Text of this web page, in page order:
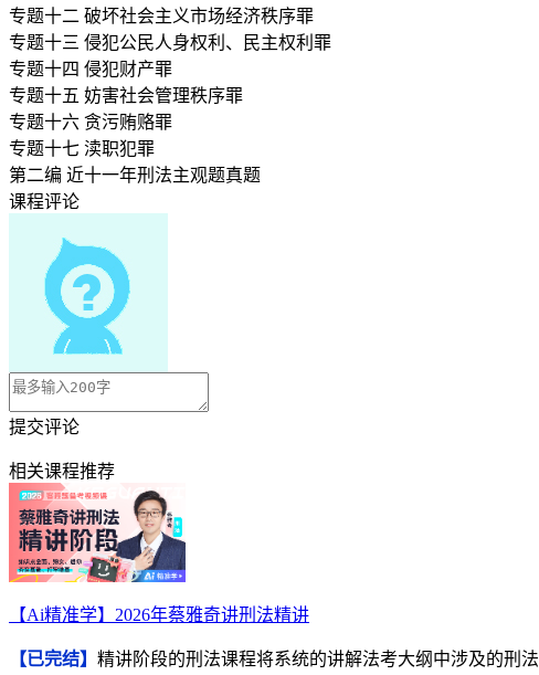
专题十二 破坏社会主义市场经济秩序罪
专题十三 侵犯公民人身权利、民主权利罪
专题十四 侵犯财产罪
专题十五 妨害社会管理秩序罪
专题十六 贪污贿赂罪
专题十七 渎职犯罪
第二编 近十一年刑法主观题真题
课程评论
提交评论
相关课程推荐
【Ai精准学】2026年蔡雅奇讲刑法精讲
【已完结】 精讲阶段的刑法课程将系统的讲解法考大纲中涉及的刑